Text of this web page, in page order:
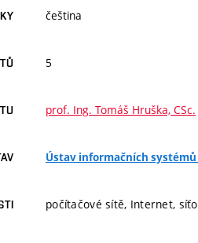
čeština
5
prof. Ing. Tomáš Hruška, CSc.
Ústav informačních systémů
počítačové sítě, Internet,